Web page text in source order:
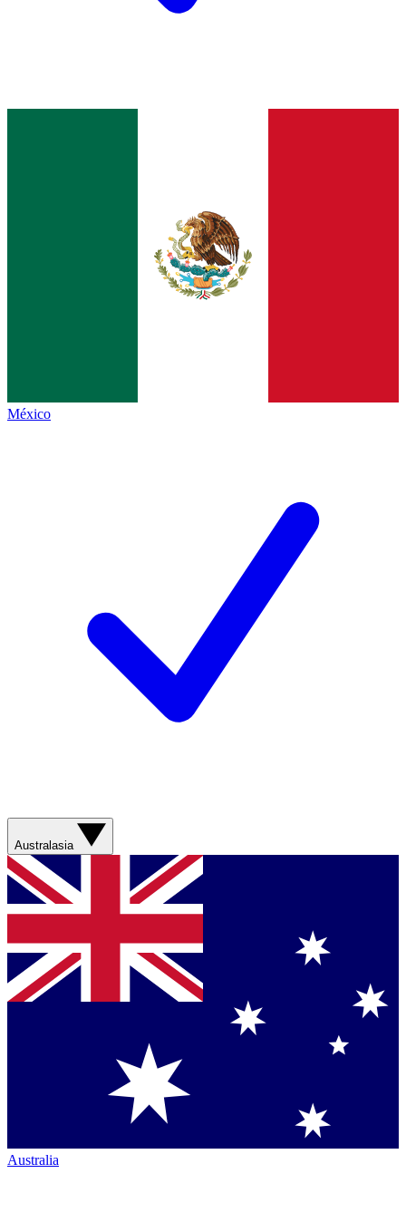
México
Australasia
Australia